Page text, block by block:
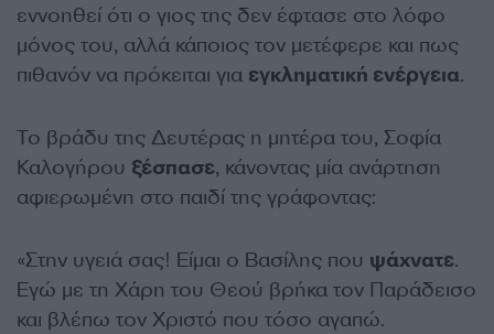
εννοηθεί ότι ο γιος της δεν έφτασε στο λόφο
μόνος του, αλλά κάποιος τον μετέφερε και πως
πιθανόν να πρόκειται για εγκληματική ενέργεια.
Το βράδυ της Δευτέρας η μητέρα του, Σοφία
Καλογήρου ξέσπασε, κάνοντας μία ανάρτηση
αφιερωμένη στο παιδί της γράφοντας:
«Στην υγειά σας! Είμαι ο Βασίλης που ψάχνατε.
Εγώ με τη Χάρη του Θεού βρήκα τον Παράδεισο
και βλέπω τον Χριστό που τόσο αγαπώ.